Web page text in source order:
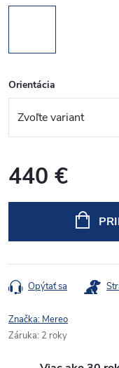
Orientácia
440 €
Opýtať sa
Značka: Mereo
Záruka: 2 roky